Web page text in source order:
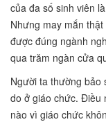
của đa số sinh viên
Nhưng may mắn
được đúng ngành
qua trăm ngàn cửa
Người ta thường bảo
do ở giáo chức. Điều
nào vì giáo chức